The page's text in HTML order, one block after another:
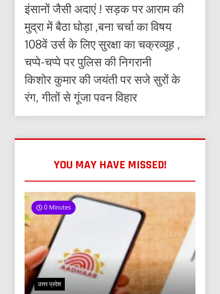
इंसानों जैसी अदाएं ! सड़क पर आराम की
मुद्रा में बैठा घोड़ा ,बना चर्चा का विषय
108वें उर्स के लिए सुरक्षा का चक्रव्यूह ,
चप्पे-चप्पे पर पुलिस की निगरानी
किशोर कुमार की जयंती पर सजे सुरों के
रंग, गीतों से गूंजा पवन विहार
YOU MAY HAVE MISSED!
0 Minutes
उत्तर प्रदेश